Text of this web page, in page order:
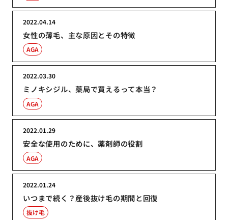
女性の薄毛、主な原因とその特徴
2022.04.14
AGA
ミノキシジル、薬局で買えるって本当？
2022.03.30
AGA
安全な使用のために、薬剤師の役割
2022.01.29
AGA
いつまで続く？産後抜け毛の期間と回復
2022.01.24
抜け毛